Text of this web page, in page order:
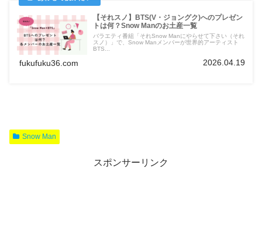
【それスノ】BTS(V・ジョングク)へのプレゼン
トは何？Snow Manのお土産一覧
バラエティ番組「それSnow Manにやらせて下さい（それ
スノ）」で、Snow Manメンバーが世界的アーティスト
BTS...
fukufuku36.com 2026.04.19
Snow Man
スポンサーリンク